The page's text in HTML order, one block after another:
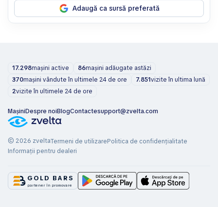
Adaugă ca sursă preferată
17.298mașini active 86mașini adăugate astăzi
370mașini vândute în ultimele 24 de ore 7.851vizite în ultima lună
2vizite în ultimele 24 de ore
MașiniDespre noiBlogContactesupport@zvelta.com
© 2026 zveltaTermeni de utilizarePolitica de confidențialitate
Informații pentru dealeri
GOLD BARS
partener în promovare